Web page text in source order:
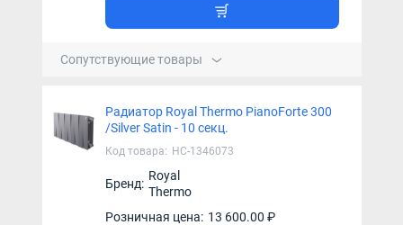
Сопутствующие товары
Радиатор Royal Thermo PianoForte 300
/Silver Satin - 10 секц.
Код товара: НС-1346073
Бренд:
Royal
Thermo
Розничная цена: 13 600.00 ₽